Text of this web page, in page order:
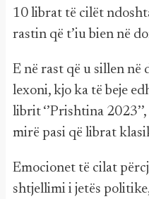
10 librat të cilët
rastin që t’iu bien në
E në rast që u sillen
lexoni, kjo ka të beje
librit ‘’Prishtina
mirë pasi që librat
Emocionet të cilat
shtjellimi i jetës